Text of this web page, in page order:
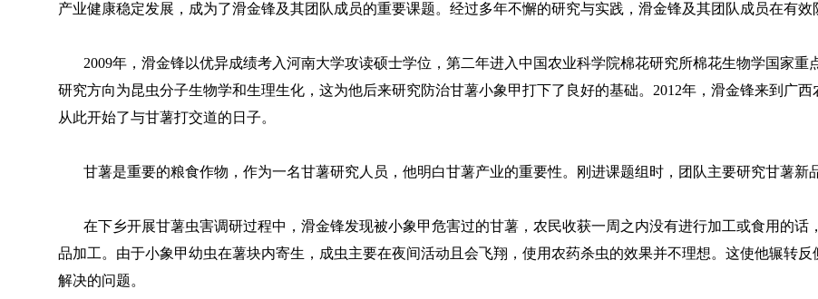
产业健康稳定发展，成为了滑金锋及其团队成员的重要课题。经过多年不懈的研究与实践，滑金锋及其团队成员在有效
2009年，滑金锋以优异成绩考入河南大学攻读硕士学位，第二年进入中国农业科学院棉花研究所棉花生物学国家重
研究方向为昆虫分子生物学和生理生化，这为他后来研究防治甘薯小象甲打下了良好的基础。2012年，滑金锋来到广
从此开始了与甘薯打交道的日子。
甘薯是重要的粮食作物，作为一名甘薯研究人员，他明白甘薯产业的重要性。刚进课题组时，团队主要研究甘薯新
在下乡开展甘薯虫害调研过程中，滑金锋发现被小象甲危害过的甘薯，农民收获一周之内没有进行加工或食用的话
品加工。由于小象甲幼虫在薯块内寄生，成虫主要在夜间活动且会飞翔，使用农药杀虫的效果并不理想。这使他辗转
解决的问题。